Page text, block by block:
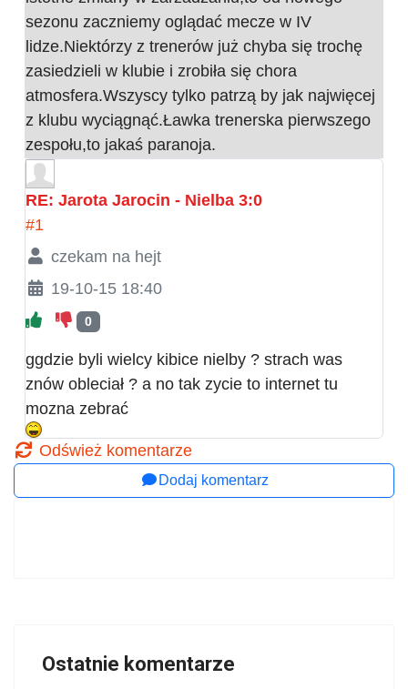
sezonu zaczniemy oglądać mecze w IV
lidze.Niektórzy z trenerów już chyba się trochę
zasiedzieli w klubie i zrobiła się chora
atmosfera.Wszyscy tylko patrzą by jak najwięcej
z klubu wyciągnąć.Ławka trenerska pierwszego
zespołu,to jakaś paranoja.
RE: Jarota Jarocin - Nielba 3:0
#1
czekam na hejt
19-10-15 18:40
0
ggdzie byli wielcy kibice nielby ? strach was
znów obleciał ? a no tak zycie to internet tu
mozna zebrać
Odśwież komentarze
Dodaj komentarz
Ostatnie komentarze